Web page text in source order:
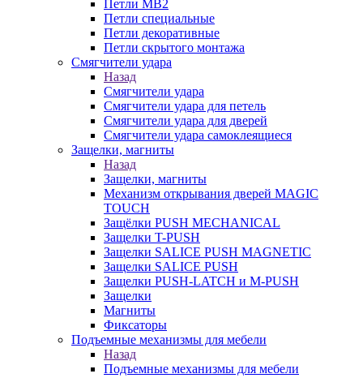
Петли MB2
Петли специальные
Петли декоративные
Петли скрытого монтажа
Смягчители удара
Назад
Смягчители удара
Смягчители удара для петель
Смягчители удара для дверей
Cмягчители удара самоклеящиеся
Защелки, магниты
Назад
Защелки, магниты
Механизм открывания дверей MAGIC
TOUCH
Защёлки PUSH MECHANICAL
Защелки T-PUSH
Защелки SALICE PUSH MAGNETIC
Защелки SALICE PUSH
Защелки PUSH-LATCH и M-PUSH
Защелки
Магниты
Фиксаторы
Подъемные механизмы для мебели
Назад
Подъемные механизмы для мебели